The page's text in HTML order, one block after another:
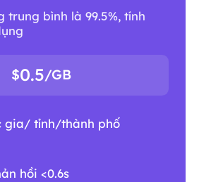
trung bình là 99.5%, tính
$0.5/GB
gia/ tỉnh/thành phố
hồi <0.6s